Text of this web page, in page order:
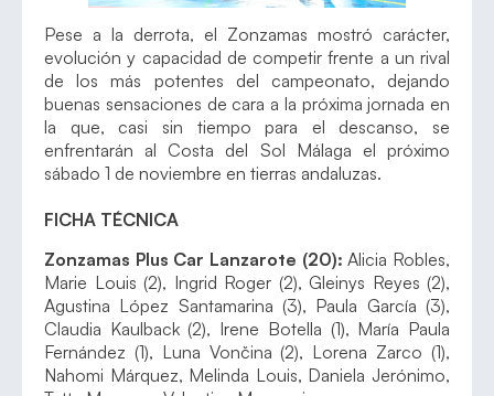
Pese a la derrota, el Zonzamas mostró carácter,
evolución y capacidad de competir frente a un rival
de los más potentes del campeonato, dejando
buenas sensaciones de cara a la próxima jornada en
la que, casi sin tiempo para el descanso, se
enfrentarán al Costa del Sol Málaga el próximo
sábado 1 de noviembre en tierras andaluzas.
FICHA TÉCNICA
Zonzamas Plus Car Lanzarote (20):Alicia Robles,
Marie Louis (2), Ingrid Roger (2), Gleinys Reyes (2),
Agustina López Santamarina (3), Paula García (3),
Claudia Kaulback (2), Irene Botella (1), María Paula
Fernández (1), Luna Vončina (2), Lorena Zarco (1),
Nahomi Márquez, Melinda Louis, Daniela Jerónimo,